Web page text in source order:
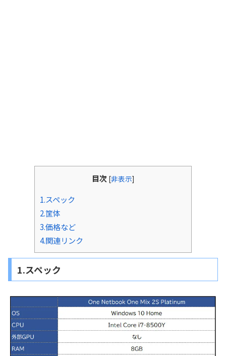
目次 [非表示]
1.スペック
2.筐体
3.価格など
4.関連リンク
1.スペック